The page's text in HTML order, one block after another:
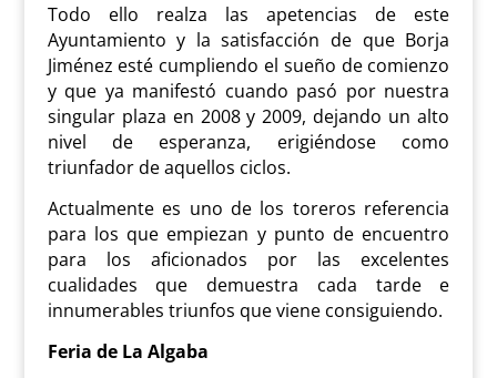
Todo ello realza las apetencias de este
Ayuntamiento y la satisfacción de que Borja
Jiménez esté cumpliendo el sueño de comienzo
y que ya manifestó cuando pasó por nuestra
singular plaza en 2008 y 2009, dejando un alto
nivel de esperanza, erigiéndose como
triunfador de aquellos ciclos.
Actualmente es uno de los toreros referencia
para los que empiezan y punto de encuentro
para los aficionados por las excelentes
cualidades que demuestra cada tarde e
innumerables triunfos que viene consiguiendo.
Feria de La Algaba